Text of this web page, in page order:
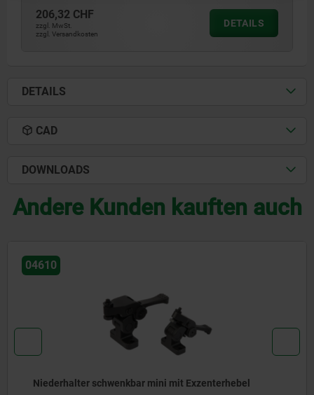
206,32 CHF
zzgl. MwSt.
zzgl. Versandkosten
DETAILS
DETAILS
CAD
DOWNLOADS
Andere Kunden kauften auch
schwenkbar mini mit Exzenterhebel